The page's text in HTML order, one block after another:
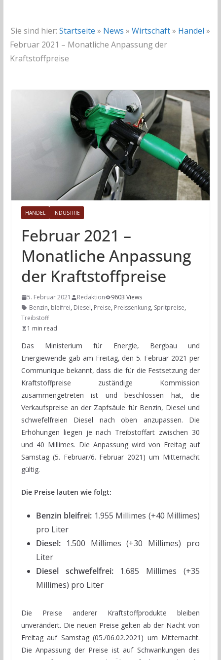
Sie sind hier: Startseite » News » Wirtschaft» Handel »
Februar 2021 – Monatliche Anpassung der
Kraftstoffpreise
HANDEL INDUSTRIE
Februar 2021 –
Monatliche Anpassung
der Kraftstoffpreise
5. Februar 2021 Redaktion
9603 Views
Benzin, bleifrei, Diesel, Preise, Preissenkung, Spritpreise,
Treibstoff
1 min read
Das Ministerium für Energie, Bergbau und
Energiewende gab am Freitag, den 5. Februar 2021 per
Communique bekannt, dass die für die Festsetzung der
Kraftstoffpreise zuständige Kommission
zusammengetreten ist und beschlossen hat, die
Verkaufspreise an der Zapfsäule für Benzin, Diesel und
schwefelfreien Diesel nach oben anzupassen. Die
Erhöhungen liegen je nach Treibstoffart zwischen 30
und 40 Millimes. Die Anpassung wird von Freitag auf
Samstag (5. Februar/6. Februar 2021) um Mitternacht
gültig.
Die Preise lauten wie folgt:
Benzin bleifrei: 1.955 Millimes (+40 Millimes)
pro Liter
Diesel:1.500 Millimes (+30 Millimes) pro
Liter
Diesel schwefelfrei:1.685 Millimes (+35
Millimes) pro Liter
Die Preise anderer Kraftstoffprodukte bleiben
unverändert. Die neuen Preise gelten ab der Nacht von
Freitag auf Samstag (05./06.02.2021) um Mitternacht.
Die Anpassung der Preise ist auf Schwankungen des